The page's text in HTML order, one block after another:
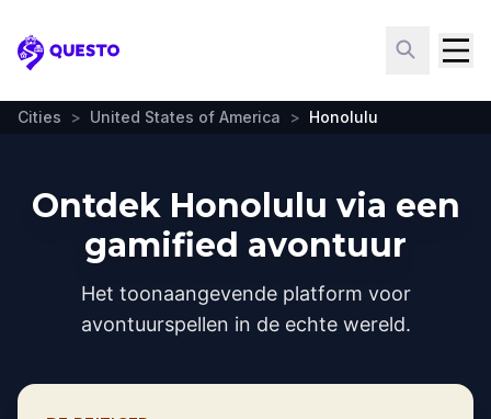
Questo
Cities > United States of America > Honolulu
Ontdek Honolulu via een
gamified avontuur
Het toonaangevende platform voor
avontuurspellen in de echte wereld.